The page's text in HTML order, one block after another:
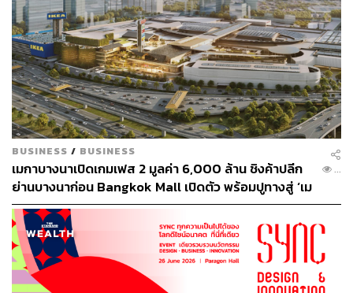
BUSINESS / BUSINESS
เมกาบางนาเปิดเกมเฟส 2 มูลค่า 6,000 ล้าน ชิงค้าปลีก
ย่านบางนาก่อน Bangkok Mall เปิดตัว พร้อมปูทางสู่ ‘เม
กาซิตี้’ 70,000 ล้าน
...